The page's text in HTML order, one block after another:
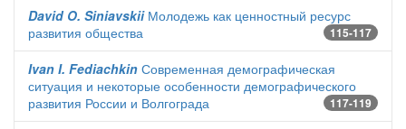
David O. SiniavskiiМолодежь как ценностный ресурс
развития общества
115-117
Ivan I. Fediachkin Современная демографическая
ситуация и некоторые особенности демографического
развития России и Волгограда
117-119